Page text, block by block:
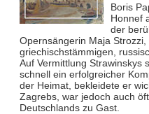
Boris
Honnef
der
Opernsängerin Maja
griechischstämmigen,
Auf Vermittlung Strawinskys
schnell ein erfolgreicher
der Heimat, bekleidete er
Zagrebs, war jedoch auch
Deutschlands zu Gast.